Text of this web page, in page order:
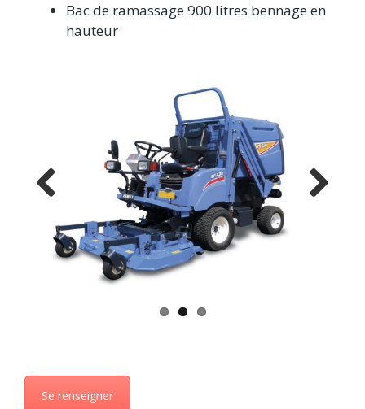
Bac de ramassage 900 litres bennage en
hauteur
ous
Se renseigner